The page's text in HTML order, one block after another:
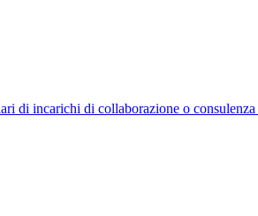
di incarichi di collaborazione o consulenza